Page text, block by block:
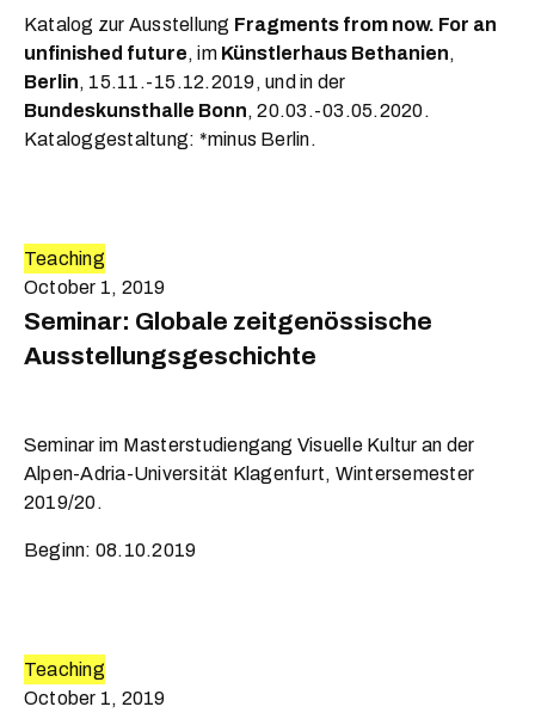
Katalog zur Ausstellung Fragments from now. For an
unfinished future, im Künstlerhaus Bethanien,
Berlin, 15.11.-15.12.2019, und in der
Bundeskunsthalle Bonn, 20.03.-03.05.2020.
Kataloggestaltung: *minus Berlin.
Teaching
October 1, 2019
Seminar: Globale zeitgenössische
Ausstellungsgeschichte
Seminar im Masterstudiengang Visuelle Kultur an der
Alpen-Adria-Universität Klagenfurt, Wintersemester
2019/20.
Beginn: 08.10.2019
Teaching
October 1, 2019